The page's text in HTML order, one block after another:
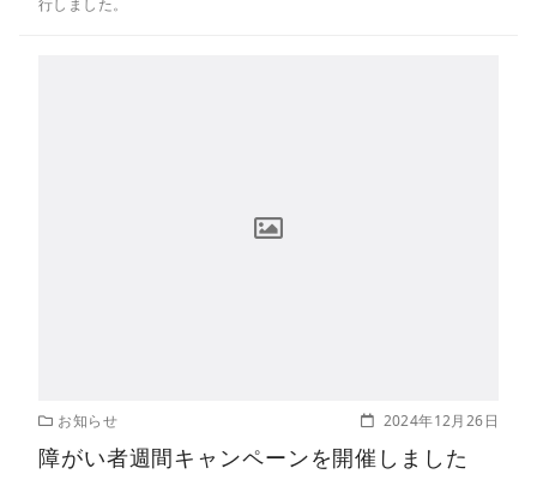
お知らせ 2024年12月26日
障がい者週間キャンペーンを開催しました